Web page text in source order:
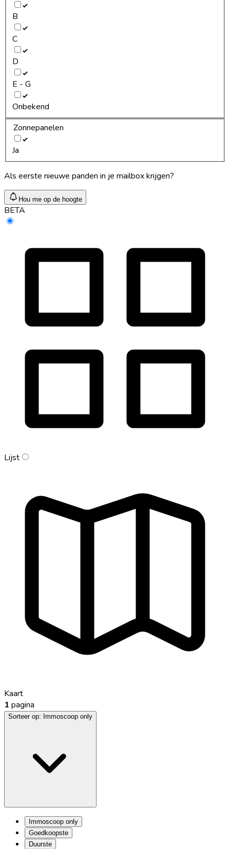
B
C
D
E - G
Onbekend
Zonnepanelen
Ja
Als eerste nieuwe panden in je mailbox krijgen?
Hou me op de hoogte
BETA
Lijst
Kaart
1 pagina
Sorteer op: Immoscoop only
Immoscoop only
Goedkoopste
Duurste